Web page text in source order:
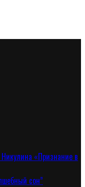
«Признание в
сон”